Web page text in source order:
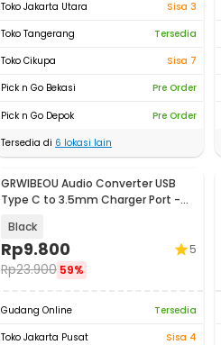
Toko Jakarta Utara
Sisa 3
Toko Tangerang
Tersedia
Toko Cikupa
Sisa 7
Pick n Go Bekasi
Pre Order
Pick n Go Depok
Pre Order
Tersedia di 6 lokasi lain
GRWIBEOU Audio Converter USB
Type C to 3.5mm Charger Port -
Black
Rp9.800
Rp23.900 59%
5
Gudang Online
Tersedia
Toko Jakarta Pusat
Sisa 4